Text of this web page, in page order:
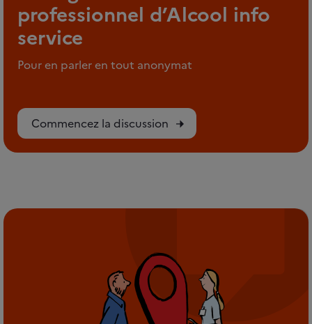
professionnel d’Alcool info
service
Pour en parler en tout anonymat
Commencez la discussion